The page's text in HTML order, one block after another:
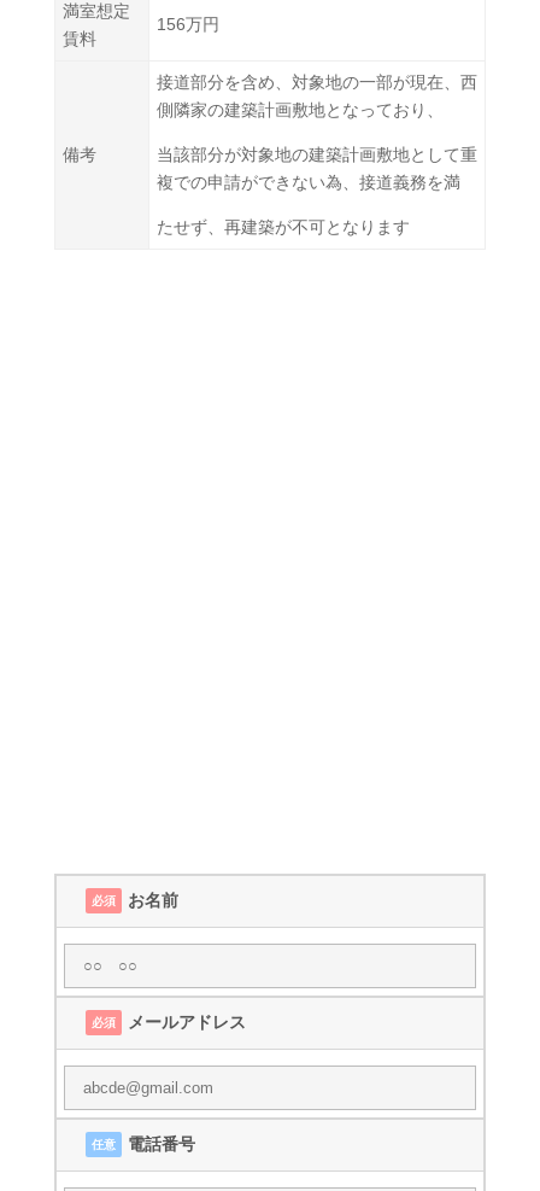
満室想定
賃料
156万円
備考
接道部分を含め、対象地の⼀部が現在、⻄
側隣家の建築計画敷地となっており、
当該部分が対象地の建築計画敷地として重
複での申請ができない為、接道義務を満
たせず、再建築が不可となります
必須 お名前
必須 メールアドレス
任意 電話番号